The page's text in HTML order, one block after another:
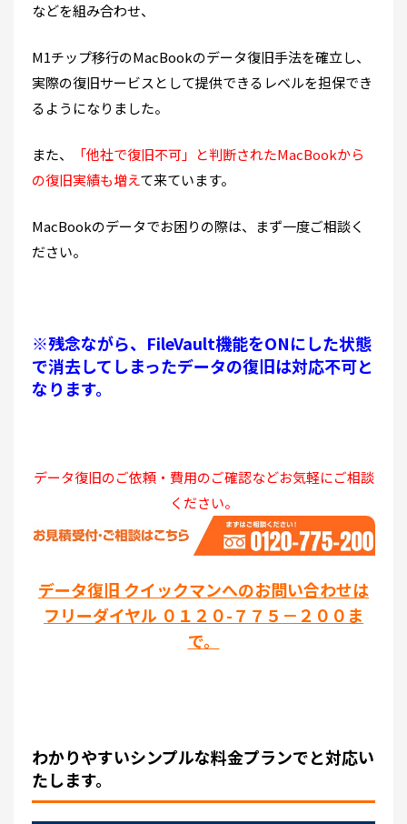
などを組み合わせ、
M1チップ移行のMacBookのデータ復旧手法を確立し、
実際の復旧サービスとして提供できるレベルを担保でき
るようになりました。
また、
「他社で復旧不可」と判断されたMacBookから
の復旧実績も増えて来ています。
MacBookのデータでお困りの際は、まず一度ご相談く
ださい。
※残念ながら、FileVault機能をONにした状態
で消去してしまったデータの復旧は対応不可と
なります。
データ復旧のご依頼・費用のご確認などお気軽にご相談
ください。
データ復旧 クイックマンへのお問い合わせは
フリーダイヤル ０１２０-７７５－２００ま
で。
わかりやすいシンプルな料金プランでと対応い
たします。